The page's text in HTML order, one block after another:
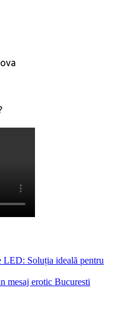
Soluția ideală pentru
mesaj erotic Bucuresti